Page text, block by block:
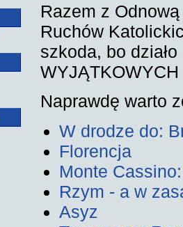
Razem z
Ruchów
szkoda, bo
Naprawdę warto
W drodze do:
Florencja
Monte
Rzym - a w
Asyz